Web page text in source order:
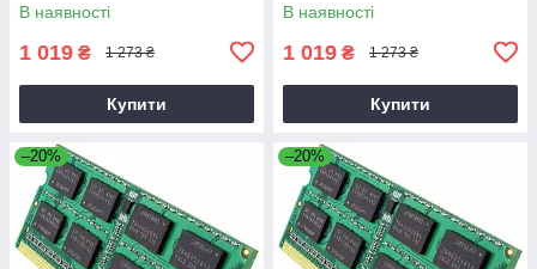
В наявності
1 019 ₴ 1 273 ₴
Купити
В наявності
1 019 ₴ 1 273 ₴
Купити
–20% –20%